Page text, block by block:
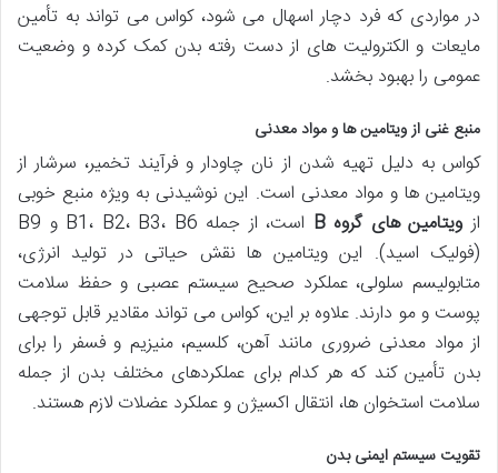
در مواردی که فرد دچار اسهال می شود، کواس می تواند به تأمین
مایعات و الکترولیت های از دست رفته بدن کمک کرده و وضعیت
عمومی را بهبود بخشد.
منبع غنی از ویتامین ها و مواد معدنی
کواس به دلیل تهیه شدن از نان چاودار و فرآیند تخمیر، سرشار از
ویتامین ها و مواد معدنی است. این نوشیدنی به ویژه منبع خوبی
ازویتامین های گروه B
است، از جمله B1، B2، B3، B6 و B9
(فولیک اسید). این ویتامین ها نقش حیاتی در تولید انرژی،
متابولیسم سلولی، عملکرد صحیح سیستم عصبی و حفظ سلامت
پوست و مو دارند. علاوه بر این، کواس می تواند مقادیر قابل توجهی
از مواد معدنی ضروری مانند آهن، کلسیم، منیزیم و فسفر را برای
بدن تأمین کند که هر کدام برای عملکردهای مختلف بدن از جمله
سلامت استخوان ها، انتقال اکسیژن و عملکرد عضلات لازم هستند.
تقویت سیستم ایمنی بدن